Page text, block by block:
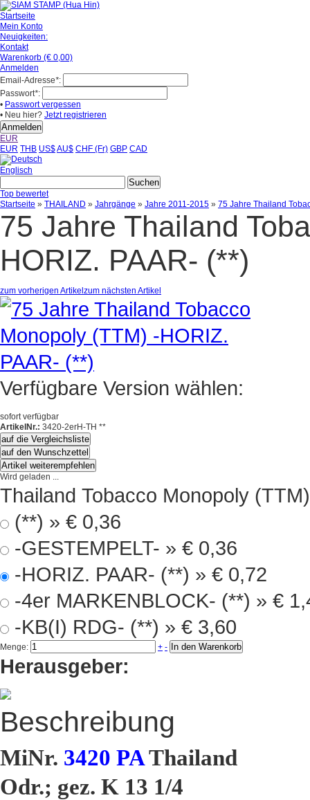
Startseite
Mein Konto
Neuigkeiten:
Kontakt
Warenkorb (€ 0,00)
Anmelden
Email-Adresse*:
Passwort*:
• Passwort vergessen
• Neu hier? Jetzt registrieren
EUR
EUR THB US$AU$ CHF (Fr) GBP CAD
Englisch
Top bewertet
Startseite » THAILAND » Jahrgänge » Jahre 2011-2015 » 75 Jahre Thailand
75 Jahre Thailand
HORIZ. PAAR- (**)
zum vorherigen Artikel zum nächsten Artikel
Verfügbare Version wählen:
sofort verfügbar
ArtikelNr.: 3420-2erH-TH **
auf die Vergleichsliste
auf den Wunschzettel
Artikel weiterempfehlen
Wird geladen ...
Thailand Tobacco Monopoly (TTM)
(**) » € 0,36
-GESTEMPELT- » € 0,36
-HORIZ. PAAR- (**) » € 0,72
-4er MARKENBLOCK- (**) » €
-KB(I) RDG- (**) » € 3,60
Menge: + - In den Warenkorb
Herausgeber:
Beschreibung
MiNr. 3420 PAThailand
Odr.; gez. K 13 1/4